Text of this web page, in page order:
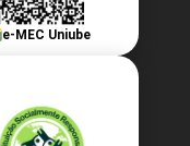
e-MEC Uniube